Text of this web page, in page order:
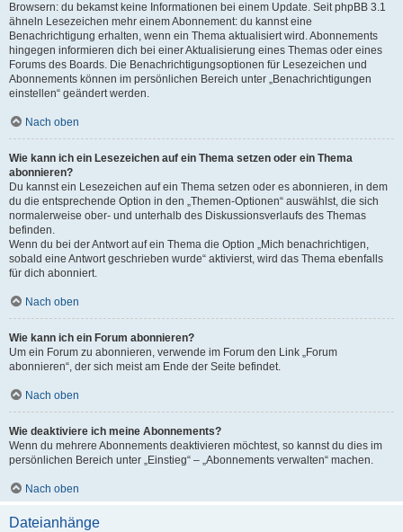
Browsern: du bekamst keine Informationen bei einem Update. Seit phpBB 3.1
ähneln Lesezeichen mehr einem Abonnement: du kannst eine
Benachrichtigung erhalten, wenn ein Thema aktualisiert wird. Abonnements
hingegen informieren dich bei einer Aktualisierung eines Themas oder eines
Forums des Boards. Die Benachrichtigungsoptionen für Lesezeichen und
Abonnements können im persönlichen Bereich unter „Benachrichtigungen
einstellen“ geändert werden.
Nach oben
Wie kann ich ein Lesezeichen auf ein Thema setzen oder ein Thema
abonnieren?
Du kannst ein Lesezeichen auf ein Thema setzen oder es abonnieren, in dem
du die entsprechende Option in den „Themen-Optionen“ auswählst, die sich
normalerweise ober- und unterhalb des Diskussionsverlaufs des Themas
befinden.
Wenn du bei der Antwort auf ein Thema die Option „Mich benachrichtigen,
sobald eine Antwort geschrieben wurde“ aktivierst, wird das Thema ebenfalls
für dich abonniert.
Nach oben
Wie kann ich ein Forum abonnieren?
Um ein Forum zu abonnieren, verwende im Forum den Link „Forum
abonnieren“, der sich meist am Ende der Seite befindet.
Nach oben
Wie deaktiviere ich meine Abonnements?
Wenn du mehrere Abonnements deaktivieren möchtest, so kannst du dies im
persönlichen Bereich unter „Einstieg“ – „Abonnements verwalten“ machen.
Nach oben
Dateianhänge